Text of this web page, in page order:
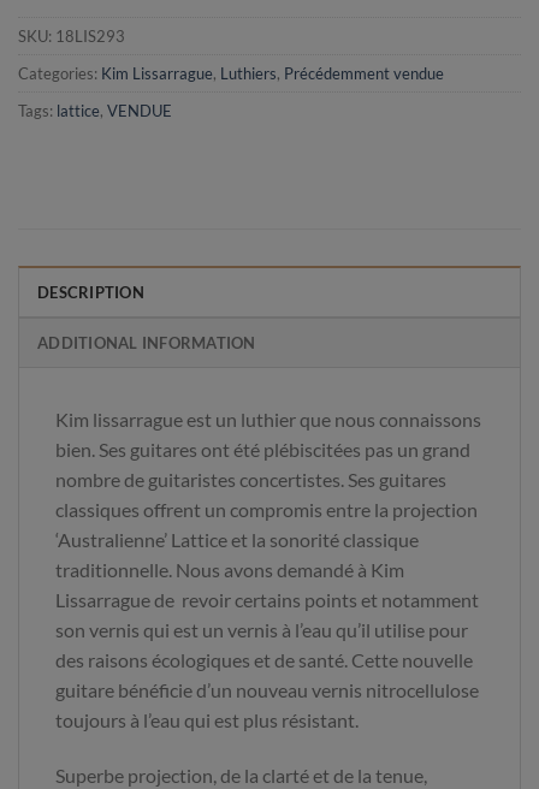
SKU: 18LIS293
Categories: Kim Lissarrague, Luthiers, Précédemment vendue
Tags: lattice, VENDUE
DESCRIPTION
ADDITIONAL INFORMATION
Kim lissarrague est un luthier que nous connaissons
bien. Ses guitares ont été plébiscitées pas un grand
nombre de guitaristes concertistes. Ses guitares
classiques offrent un compromis entre la projection
‘Australienne’ Lattice et la sonorité classique
traditionnelle. Nous avons demandé à Kim
Lissarrague de revoir certains points et notamment
son vernis qui est un vernis à l’eau qu’il utilise pour
des raisons écologiques et de santé. Cette nouvelle
guitare bénéficie d’un nouveau vernis nitrocellulose
toujours à l’eau qui est plus résistant.
Superbe projection, de la clarté et de la tenue,